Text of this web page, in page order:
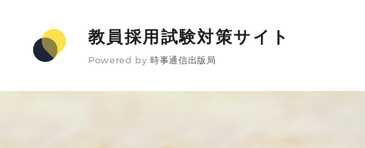
教員採用試験対策サイト
Powered by 時事通信出版局